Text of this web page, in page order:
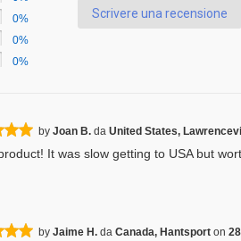
0%
0%
0%
Scrivere una recensione
by Joan B. da United States,
It was slow getting to USA but
by Jaime H. da Canada, Hantsport on